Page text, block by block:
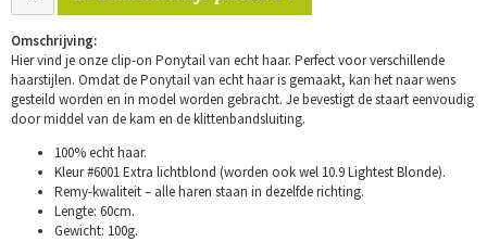
Omschrijving:
Hier vind je onze clip-on Ponytail van echt haar. Perfect voor verschillende
haarstijlen. Omdat de Ponytail van echt haar is gemaakt, kan het naar wens
gesteild worden en in model worden gebracht. Je bevestigt de staart eenvoudig
door middel van de kam en de klittenbandsluiting.
100% echt haar.
Kleur #6001 Extra lichtblond (worden ook wel 10.9 Lightest Blonde).
Remy-kwaliteit – alle haren staan in dezelfde richting.
Lengte: 60cm.
Gewicht: 100g.